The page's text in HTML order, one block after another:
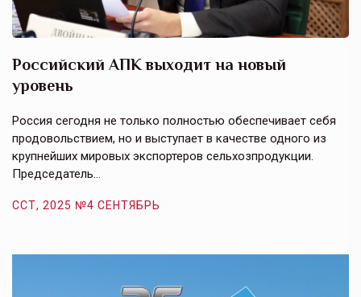
Российский АПК выходит на новый
уровень
Россия сегодня не только полностью обеспечивает себя
продовольствием, но и выступает в качестве одного из
крупнейших мировых экспортеров сельхозпродукции.
Председатель…
ССТ, 2025 №4 СЕНТЯБРЬ